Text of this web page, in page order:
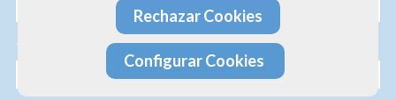
Teléfono
Rechazar Cookies
Configurar Cookies